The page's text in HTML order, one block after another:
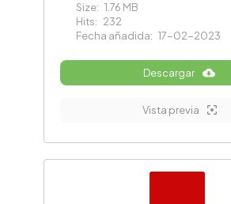
Size: 1.76 MB
Hits: 232
Fecha añadida: 17-02-2023
Descargar
Vista previa